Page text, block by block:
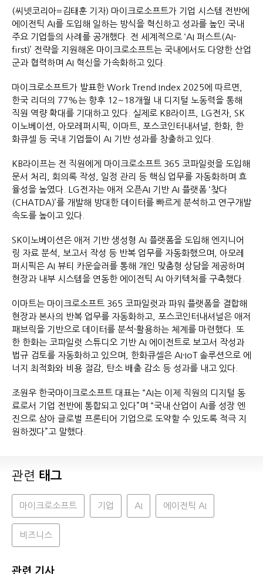
(씨넷코리아=김태훈 기자) 마이크로소프트가 기업 시스템 전반에
에이전틱 AI를 도입해 일하는 방식을 혁신하고 성과를 높인 국내
주요 기업들의 사례를 공개했다. 전 세계적으로 ‘AI 퍼스트(AI-
first)’ 전략을 지원해온 마이크로소프트는 국내에서도 다양한 산업
군과 협력하며 AI 혁신을 가속화하고 있다.
마이크로소프트가 발표한 Work Trend Index 2025에 따르면,
한국 리더의 77%는 향후 12~18개월 내 디지털 노동력을 통해
직원 역량 확대를 기대하고 있다. 실제로 KB라이프, LG전자, SK
이노베이션, 아모레퍼시픽, 이마트, 포스코인터내셔널, 한화, 한
화큐셀 등 국내 기업들이 AI 기반 성과를 창출하고 있다.
KB라이프는 전 직원에게 마이크로소프트 365 코파일럿을 도입해
문서 처리, 회의록 작성, 일정 관리 등 핵심 업무를 자동화하며 효
율성을 높였다. LG전자는 애저 오픈AI 기반 AI 플랫폼 ‘찾다
(CHATDA)’를 개발해 방대한 데이터를 빠르게 분석하고 연구개발
속도를 높이고 있다.
SK이노베이션은 애저 기반 생성형 AI 플랫폼을 도입해 엔지니어
링 자료 분석, 보고서 작성 등 반복 업무를 자동화했으며, 아모레
퍼시픽은 AI 뷰티 카운슬러를 통해 개인 맞춤형 상담을 제공하며
현장과 내부 시스템을 연동한 에이전틱 AI 아키텍처를 구축했다.
이마트는 마이크로소프트 365 코파일럿과 파워 플랫폼을 결합해
현장과 본사의 반복 업무를 자동화하고, 포스코인터내셔널은 애저
패브릭을 기반으로 데이터를 분석·활용하는 체계를 마련했다. 또
한 한화는 코파일럿 스튜디오 기반 AI 에이전트로 보고서 작성과
법규 검토를 자동화하고 있으며, 한화큐셀은 AI·IoT 솔루션으로 에
너지 최적화와 비용 절감, 탄소 배출 감소 등 성과를 내고 있다.
조원우 한국마이크로소프트 대표는 “AI는 이제 직원의 디지털 동
료로서 기업 전반에 통합되고 있다”며 “국내 산업이 AI를 성장 엔
진으로 삼아 글로벌 프론티어 기업으로 도약할 수 있도록 적극 지
원하겠다”고 말했다.
관련 태그
마이크로소프트 기업 AI 에이전틱 AI
비즈니스
관련 기사